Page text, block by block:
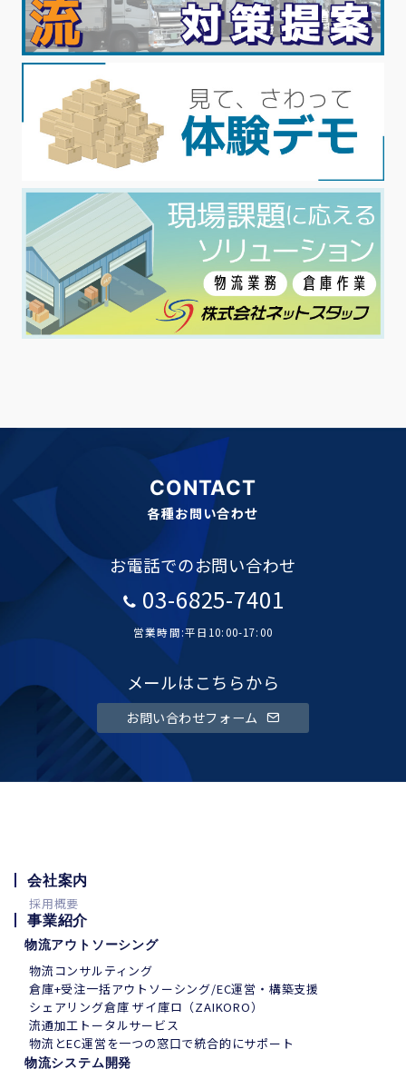
CONTACT
各種お問い合わせ
お電話でのお問い合わせ
03-6825-7401
営業時間:平日10:00-17:00
メールはこちらから
お問い合わせフォーム
会社案内
採用概要
事業紹介
物流アウトソーシング
物流コンサルティング
倉庫+受注一括アウトソーシング/EC運営・構築支援
シェアリング倉庫 ザイ庫ロ（ZAIKORO）
流通加工トータルサービス
物流とEC運営を一つの窓口で統合的にサポート
物流システム開発